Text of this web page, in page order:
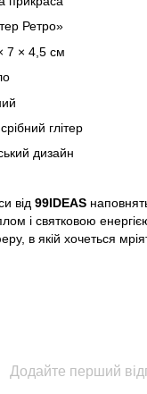
Ретро»
7 × 4,5 см
глітер
дизайн
від 99IDEAS
і святковою
в якій хочеться
Додайте перший